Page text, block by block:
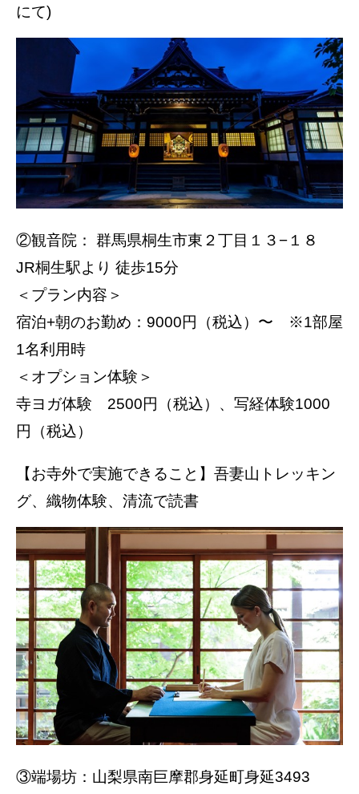
にて)
②観音院： 群馬県桐生市東２丁目１３−１８
JR桐生駅より 徒歩15分
＜プラン内容＞
宿泊+朝のお勤め：9000円（税込）〜 ※1部屋
1名利用時
＜オプション体験＞
寺ヨガ体験 2500円（税込）、写経体験1000
円（税込）
【お寺外で実施できること】吾妻山トレッキン
グ、織物体験、清流で読書
③端場坊：山梨県南巨摩郡身延町身延3493